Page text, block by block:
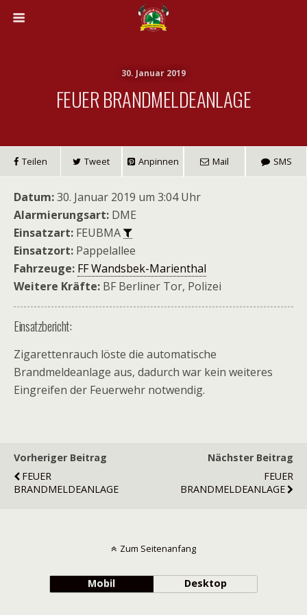
30. Januar 2019
FEUER BRANDMELDEANLAGE
Teilen Tweet Anpinnen Mail SMS
Datum:30. Januar 2019 um 3:04 Uhr
Alarmierungsart: DME
Einsatzart: FEUBMA
Einsatzort: Pappelallee
Fahrzeuge: FF Wandsbek-Marienthal
Weitere Kräfte: BF Berliner Tor, Polizei
Einsatzbericht:
Zigarettenrauch löste die automatische
Brandmeldeanlage aus, dadurch war kein weiteres
Eingreifen der Feuerwehr notwendig.
Vorheriger Beitrag
FEUER
BRANDMELDEANLAGE
Nächster Beitrag
FEUER
BRANDMELDEANLAGE
Zum Seitenanfang
Mobil Desktop